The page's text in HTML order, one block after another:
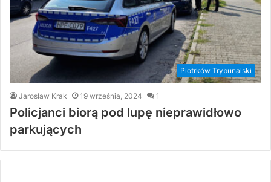
Piotrków Trybunalski
Jarosław Krak 19 września, 2024 1
Policjanci biorą pod lupę nieprawidłowo
parkujących